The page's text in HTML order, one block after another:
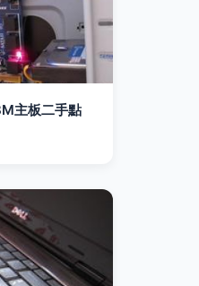
主板二手點